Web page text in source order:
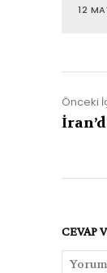
12
Önceki
CEVAP